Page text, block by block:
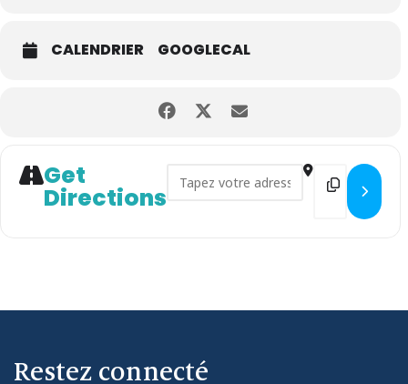
CALENDRIER GOOGLECAL
Get
Directions
Address - PermanenceDestination
Restez connecté